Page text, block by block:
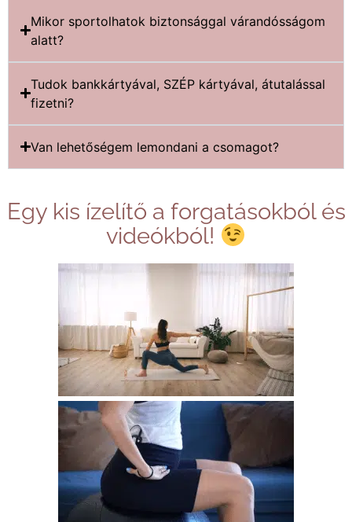
Mikor sportolhatok biztonsággal várandósságom
alatt?
Tudok bankkártyával, SZÉP kártyával, átutalással
fizetni?
Van lehetőségem lemondani a csomagot?
Egy kis ízelítő a forgatásokból és
videókból!